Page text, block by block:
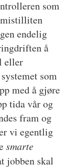
som
mistilliten
endelig
å
eller
som
med å gjøre
tida vår og
fram og
vi egentlig
smarte
jobben skal